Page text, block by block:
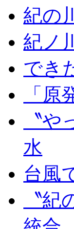
紀の
紀ノ
でき
「
〝
水
台風
〝